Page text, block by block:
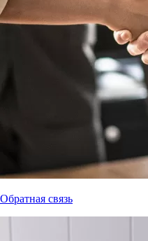
Обратная связь